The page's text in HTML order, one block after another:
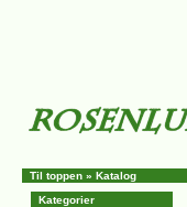
Til toppen » Katalog
Kategorier